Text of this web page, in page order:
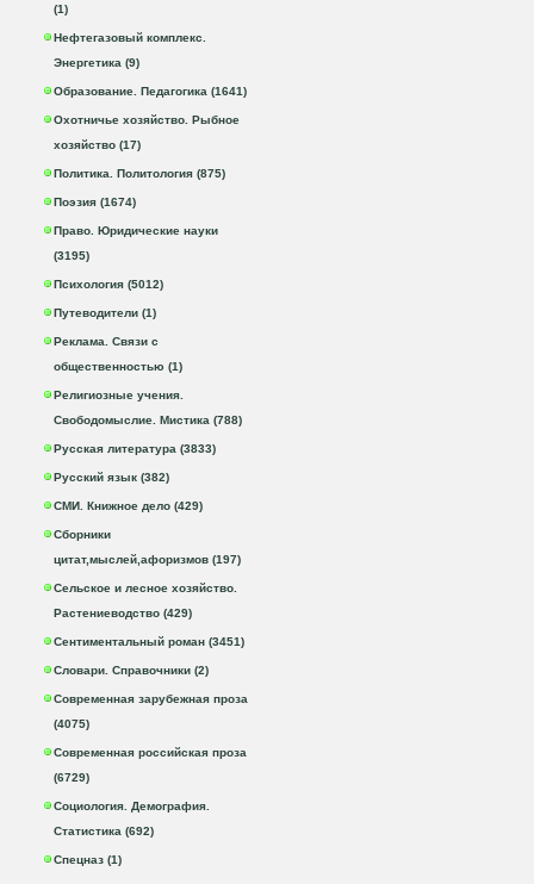
(1)
Нефтегазовый комплекс.
Энергетика (9)
Образование. Педагогика (1641)
Охотничье хозяйство. Рыбное
хозяйство (17)
Политика. Политология (875)
Поэзия (1674)
Право. Юридические науки
(3195)
Психология (5012)
Путеводители (1)
Реклама. Связи с
общественностью (1)
Религиозные учения.
Свободомыслие. Мистика (788)
Русская литература (3833)
Русский язык (382)
СМИ. Книжное дело (429)
Сборники
цитат,мыслей,афоризмов (197)
Сельское и лесное хозяйство.
Растениеводство (429)
Сентиментальный роман (3451)
Словари. Справочники (2)
Современная зарубежная проза
(4075)
Современная российская проза
(6729)
Социология. Демография.
Статистика (692)
Спецназ (1)